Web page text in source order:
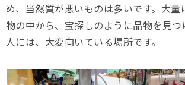
め、当然質が悪いものは多いです。大量
物の中から、宝探しのように品物を見
人には、大変向いている場所です。